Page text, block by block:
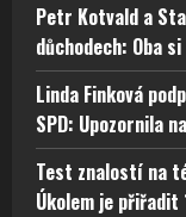
Petr Kotvald a
důchodech: Oba
Linda Finková
SPD: Upozornila
Test znalostí na
Úkolem je